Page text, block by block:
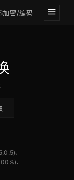
加密/编码
、
、